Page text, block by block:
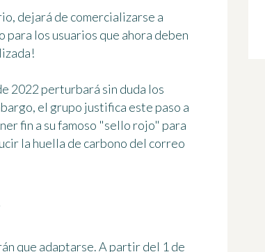
dejará de comercializarse a
para los usuarios que ahora deben
2022 perturbará sin duda los
el grupo justifica este paso a
fin a su famoso "sello rojo" para
la huella de carbono del correo
que adaptarse. A partir del 1 de